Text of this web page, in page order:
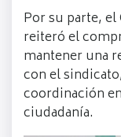
Por su parte, el
reiteró el
mantener una
con el
coordinación
ciudadanía.